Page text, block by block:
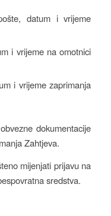
datum i vrijeme
i vrijeme na omotnici
i vrijeme zaprimanja
dokumentacije
Zahtjeva.
mijenjati prijavu na
sredstva.